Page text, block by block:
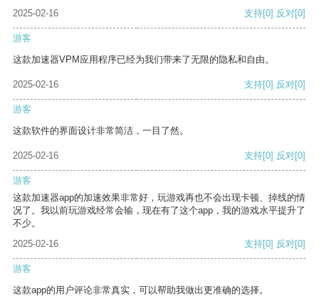
2025-02-16
支持[0] 反对[0]
游客
这款加速器VPM应用程序已经为我们带来了无限的隐私和自由。
2025-02-16 支持[0] 反对[0]
游客
这款软件的界面设计非常简洁，一目了然。
2025-02-16 支持[0] 反对[0]
游客
这款加速器app的加速效果非常好，玩游戏再也不会出现卡顿、掉线的情
况了。我以前玩游戏经常会输，现在有了这个app，我的游戏水平提升了
不少。
2025-02-16
支持[0] 反对[0]
游客
这款app的用户评论非常真实，可以帮助我做出更准确的选择。